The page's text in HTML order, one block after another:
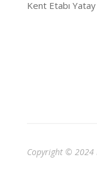
Kent Etabı
Copyright © 2024